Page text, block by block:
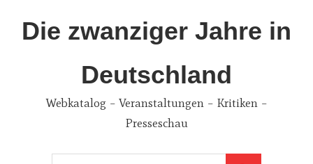
Die zwanziger Jahre in
Deutschland
Webkatalog – Veranstaltungen – Kritiken –
Presseschau